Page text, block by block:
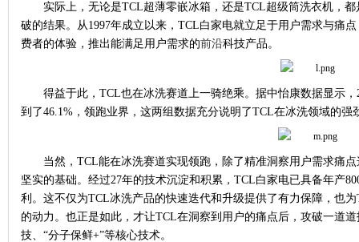
实际上，无论是TCL超薄零嵌冰箱，还是TCL超级筒洗衣机，
破的结果。从1997年成立以来， TCL白家电就立足于用户需求与痛
费者的体验，推出能满足用户需求的前沿科技产品。
得益于此， TCL也在冰洗赛道上一骑绝乘。据中怡康数据显示，
到了46.1% ，领跑业界，这两组数据充分说明了TCL在冰洗领域的强
当然， TCL能在冰洗赛道实现领跑，除了精准洞察用户需求痛
坚实的基础。经过27年的技术沉淀和积累， TCL白家电已具备年产
利。这不仅为TCL冰洗产品的快速迭代和升级提供了有力保障，也为
的动力。也正是如此，才让TCL在洞察到用户的痛点后，攻破一道
技、“分子保鲜+”等核心技术。